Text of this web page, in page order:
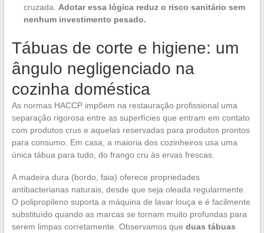
cruzada. Adotar essa lógica reduz o risco sanitário sem
nenhum investimento pesado.
Tábuas de corte e higiene: um
ângulo negligenciado na
cozinha doméstica
As normas HACCP impõem na restauração profissional uma
separação rigorosa entre as superfícies que entram em contato
com produtos crus e aquelas reservadas para produtos prontos
para consumo. Em casa, a maioria dos cozinheiros usa uma
única tábua para tudo, do frango cru às ervas frescas.
A madeira dura (bordo, faia) oferece propriedades
antibacterianas naturais, desde que seja oleada regularmente.
O polipropileno suporta a máquina de lavar louça e é facilmente
substituído quando as marcas se tornam muito profundas para
serem limpas corretamente. Observamos que duas tábuas